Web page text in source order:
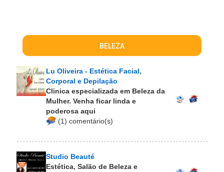
BELEZA
Lu Oliveira - Estética Facial,
Corporal e Depilação
Clinica especializada em Beleza da
Mulher. Venha ficar linda e
poderosa aqui
(1) comentário(s)
Studio Beauté
Estética, Salão de Beleza e